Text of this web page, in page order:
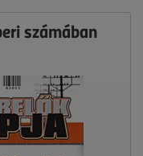
számában